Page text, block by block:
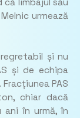
urmează
și nu
și de echipa
PAS
chiar dacă
în urmă, în